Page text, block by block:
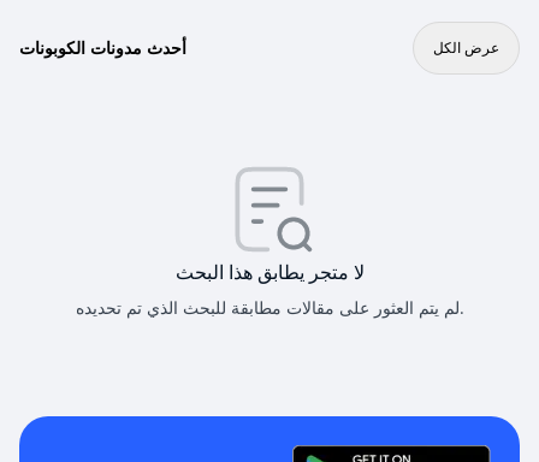
أحدث مدونات الكوبونات عرض الكل
لا متجر يطابق هذا البحث
لم يتم العثور على مقالات مطابقة للبحث الذي تم تحديده.